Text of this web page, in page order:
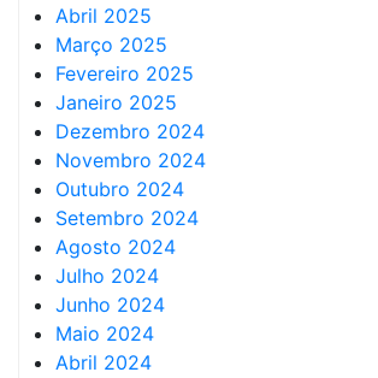
Abril 2025
Março 2025
Fevereiro 2025
Janeiro 2025
Dezembro 2024
Novembro 2024
Outubro 2024
Setembro 2024
Agosto 2024
Julho 2024
Junho 2024
Maio 2024
Abril 2024